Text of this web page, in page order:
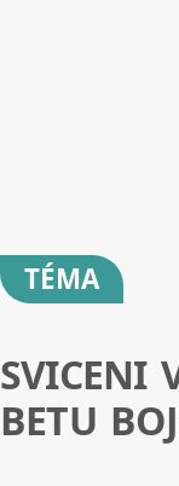
TÉMA
SVICENI
BETU